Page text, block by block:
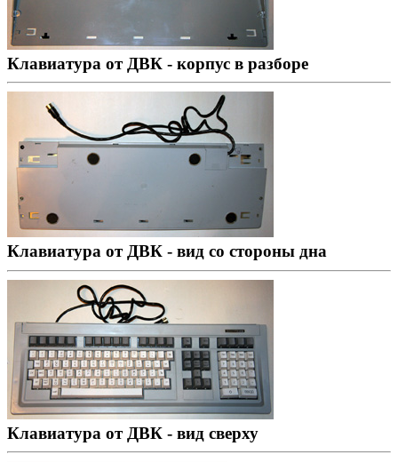
Клавиатура от ДВК - корпус в разборе
Клавиатура от ДВК - вид со стороны дна
Клавиатура от ДВК - вид сверху